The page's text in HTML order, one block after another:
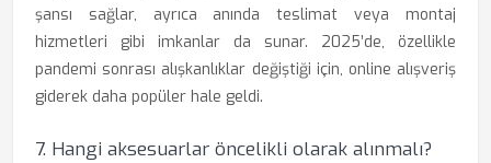
şansı sağlar, ayrıca anında teslimat veya montaj
hizmetleri gibi imkanlar da sunar. 2025’de, özellikle
pandemi sonrası alışkanlıklar değiştiği için, online alışveriş
giderek daha popüler hale geldi.
7. Hangi aksesuarlar öncelikli olarak alınmalı?